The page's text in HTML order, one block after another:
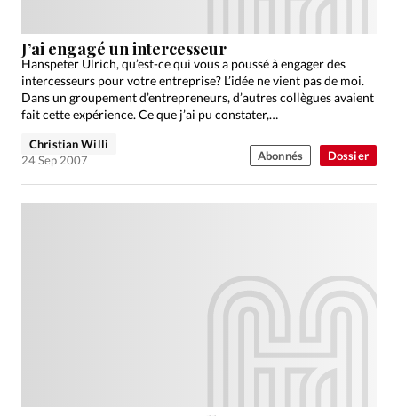
Actualité internationale
Chronique
Dossier
Eglises Foi Génération réveil
Monde
Opinions
Publireportage
Relations Aujourd'hui
Société
Tour du monde des Eglises
Trait d'Ixène
Vécu
Vie Intérieure Dossier
J’ai engagé un intercesseur
Hanspeter Ulrich, qu’est-ce qui vous a poussé à engager des
intercesseurs pour votre entreprise? L’idée ne vient pas de moi.
Dans un groupement d’entrepreneurs, d’autres collègues avaient
fait cette expérience. Ce que j’ai pu constater,…
Christian Willi
24 Sep 2007
Abonnés